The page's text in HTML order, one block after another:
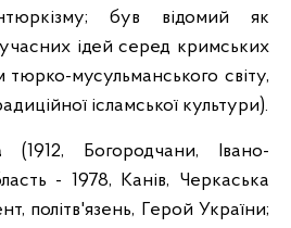
був відомий як
ідей серед кримських
тюрко-мусульманського світу,
ісламської культури).
(1912, Богородчани, Івано-
- 1978, Канів, Черкаська
політв'язень, Герой України;